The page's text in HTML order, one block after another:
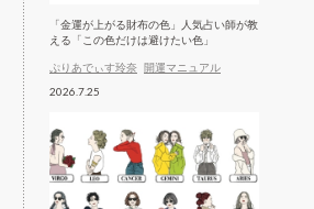
「金運が上がる財布の色」人気占い師が教
える「この色だけは避けたい色」
ぷりあでぃす玲奈 開運マニュアル
2026.7.25